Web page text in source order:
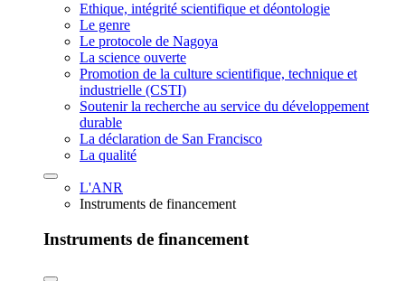
Ethique, intégrité scientifique et déontologie
Le genre
Le protocole de Nagoya
La science ouverte
Promotion de la culture scientifique, technique et
industrielle (CSTI)
Soutenir la recherche au service du développement
durable
La déclaration de San Francisco
La qualité
L'ANR
Instruments de financement
Instruments de financement